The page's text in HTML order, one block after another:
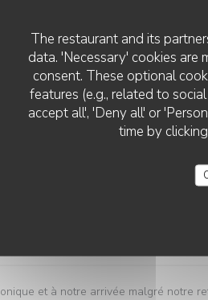
The restaurant and its
data. 'Necessary' cookies
consent. These optional
features (e.g., related to
accept all', 'Deny all' or
time by
2
service au top, une belle déco, vu sur
2
4
et à notre arrivée malgré notre